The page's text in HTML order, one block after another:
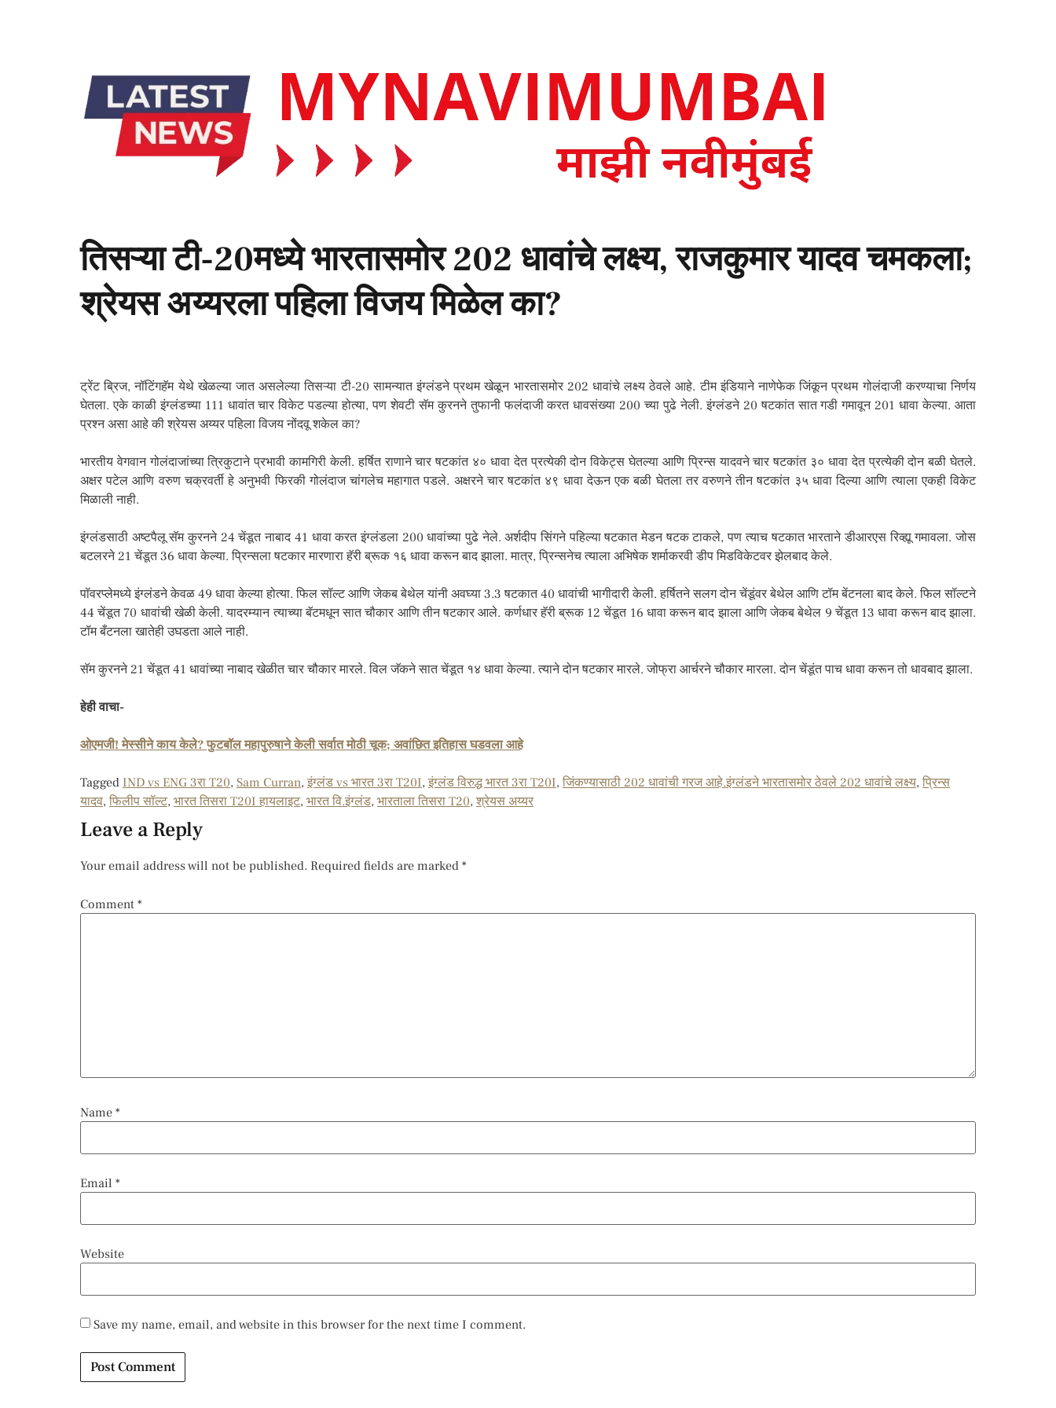
तिसऱ्या टी-20मध्ये भारतासमोर 202 धावांचे लक्ष्य, राजकुमार यादव चमकला;
श्रेयस अय्यरला पहिला विजय मिळेल का?
ट्रेंट ब्रिज, नॉटिंगहॅम येथे खेळल्या जात असलेल्या तिसऱ्या टी-20 सामन्यात इंग्लंडने प्रथम खेळून भारतासमोर 202 धावांचे लक्ष्य ठेवले आहे. टीम इंडियाने नाणेफेक जिंकून प्रथम गोलंदाजी करण्याचा निर्णय
घेतला. एके काळी इंग्लंडच्या 111 धावांत चार विकेट पडल्या होत्या, पण शेवटी सॅम कुरनने तुफानी फलंदाजी करत धावसंख्या 200 च्या पुढे नेली. इंग्लंडने 20 षटकांत सात गडी गमावून 201 धावा केल्या. आता
प्रश्न असा आहे की श्रेयस अय्यर पहिला विजय नोंदवू शकेल का?
भारतीय वेगवान गोलंदाजांच्या त्रिकुटाने प्रभावी कामगिरी केली. हर्षित राणाने चार षटकांत ४० धावा देत प्रत्येकी दोन विकेट्स घेतल्या आणि प्रिन्स यादवने चार षटकांत ३० धावा देत प्रत्येकी दोन बळी घेतले.
अक्षर पटेल आणि वरुण चक्रवर्ती हे अनुभवी फिरकी गोलंदाज चांगलेच महागात पडले. अक्षरने चार षटकांत ४९ धावा देऊन एक बळी घेतला तर वरुणने तीन षटकांत ३५ धावा दिल्या आणि त्याला एकही विकेट
मिळाली नाही.
इंग्लंडसाठी अष्टपैलू सॅम कुरनने 24 चेंडूत नाबाद 41 धावा करत इंग्लंडला 200 धावांच्या पुढे नेले. अर्शदीप सिंगने पहिल्या षटकात मेडन षटक टाकले, पण त्याच षटकात भारताने डीआरएस रिव्ह्यू गमावला. जोस
बटलरने 21 चेंडूत 36 धावा केल्या. प्रिन्सला षटकार मारणारा हॅरी ब्रूक १६ धावा करून बाद झाला. मात्र, प्रिन्सनेच त्याला अभिषेक शर्माकरवी डीप मिडविकेटवर झेलबाद केले.
पॉवरप्लेमध्ये इंग्लंडने केवळ 49 धावा केल्या होत्या. फिल सॉल्ट आणि जेकब बेथेल यांनी अवघ्या 3.3 षटकात 40 धावांची भागीदारी केली. हर्षितने सलग दोन चेंडूंवर बेथेल आणि टॉम बेंटनला बाद केले. फिल सॉल्टने
44 चेंडूत 70 धावांची खेळी केली. यादरम्यान त्याच्या बॅटमधून सात चौकार आणि तीन षटकार आले. कर्णधार हॅरी ब्रूक 12 चेंडूत 16 धावा करून बाद झाला आणि जेकब बेथेल 9 चेंडूत 13 धावा करून बाद झाला.
टॉम बँटनला खातेही उघडता आले नाही.
सॅम कुरनने 21 चेंडूत 41 धावांच्या नाबाद खेळीत चार चौकार मारले. विल जॅकने सात चेंडूत १४ धावा केल्या. त्याने दोन षटकार मारले. जोफ्रा आर्चरने चौकार मारला. दोन चेंडूंत पाच धावा करून तो धावबाद झाला.
हेही वाचा-
ओएमजी! मेस्सीने काय केले? फुटबॉल महापुरुषाने केली सर्वात मोठी चूक; अवांछित इतिहास घडवला आहे
Tagged IND vs ENG 3रा T20, Sam Curran, इंग्लंड vs भारत 3रा T20I, इंग्लंड विरुद्ध भारत 3रा T20I, जिंकण्यासाठी 202 धावांची गरज आहे.इंग्लंडने भारतासमोर ठेवले 202 धावांचे लक्ष्य, प्रिन्स
यादव, फिलीप सॉल्ट, भारत तिसरा T20I हायलाइट, भारत वि.इंग्लंड, भारताला तिसरा T20, श्रेयस अय्यर
Leave a Reply
Your email address will not be published. Required fields are marked *
Comment *
Name *
Email *
Website
Save my name, email, and website in this browser for the next time I comment.